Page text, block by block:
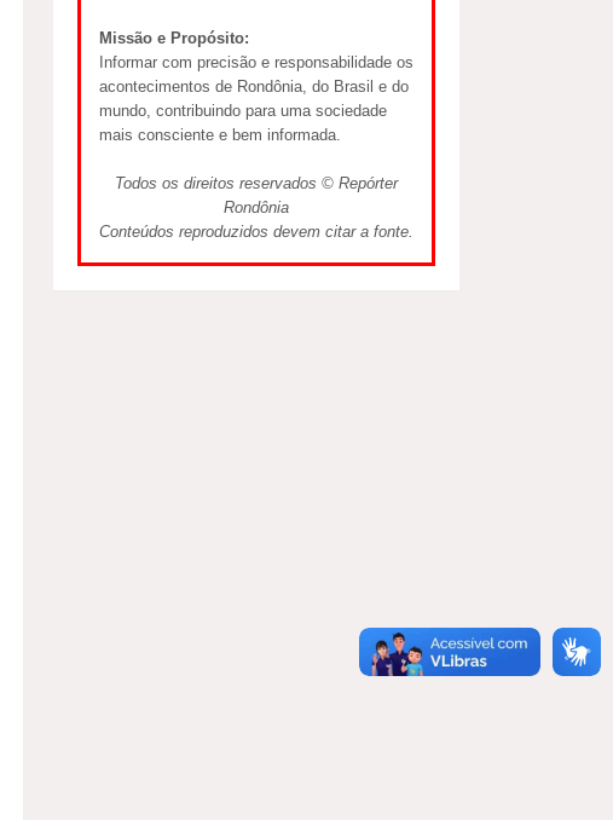
Missão e Propósito:
Informar com precisão e responsabilidade os
acontecimentos de Rondônia, do Brasil e do
mundo, contribuindo para uma sociedade
mais consciente e bem informada.
Todos os direitos reservados © Repórter
Rondônia
Conteúdos reproduzidos devem citar a fonte.